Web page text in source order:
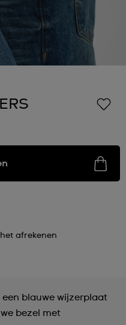
afrekenen
blauwe wijzerplaat
bezel met